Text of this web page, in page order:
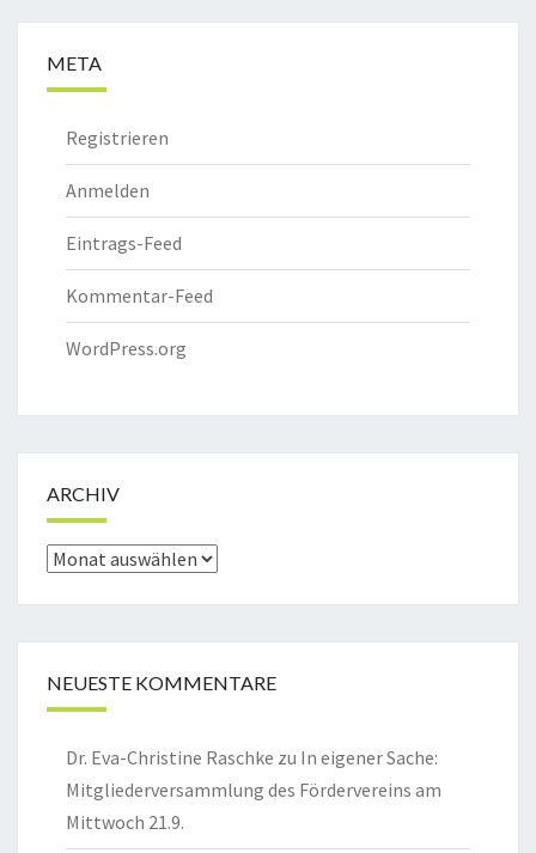
META
Registrieren
Anmelden
Eintrags-Feed
Kommentar-Feed
WordPress.org
ARCHIV
Archiv
NEUESTE KOMMENTARE
Dr. Eva-Christine Raschke zu In eigener Sache:
Mitgliederversammlung des Fördervereins am
Mittwoch 21.9.